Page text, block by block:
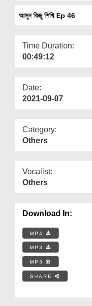
Departments
More
আসুন কিছু শিখি Ep 46
Time Duration:
00:49:12
Date:
2021-09-07
Category:
Others
Vocalist:
Others
Download In:
MP4
MP3
MP3
SHARE